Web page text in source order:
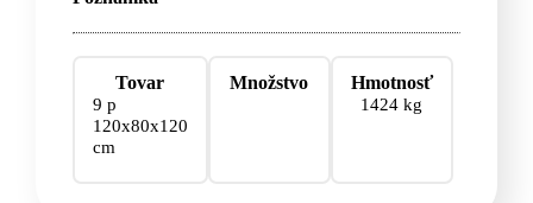
Tovar
9 p
120x80x120
cm
Množstvo Hmotnosť
1424 kg